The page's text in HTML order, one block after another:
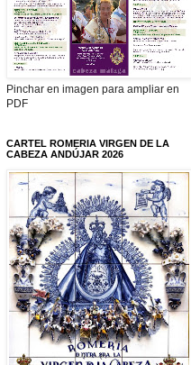
Pinchar en imagen para ampliar en
PDF
CARTEL ROMERIA VIRGEN DE LA
CABEZA ANDÚJAR 2026